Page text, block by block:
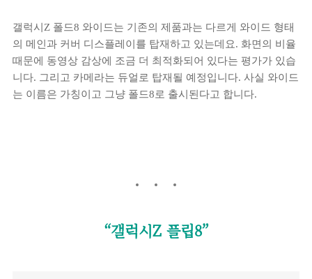
갤럭시Z 폴드8 와이드는 기존의 제품과는 다르게 와이드 형태
의 메인과 커버 디스플레이를 탑재하고 있는데요. 화면의 비율
때문에 동영상 감상에 조금 더 최적화되어 있다는 평가가 있습
니다. 그리고 카메라는 듀얼로 탑재될 예정입니다. 사실 와이드
는 이름은 가칭이고 그냥 폴드8로 출시된다고 합니다.
“갤럭시Z 플립8”